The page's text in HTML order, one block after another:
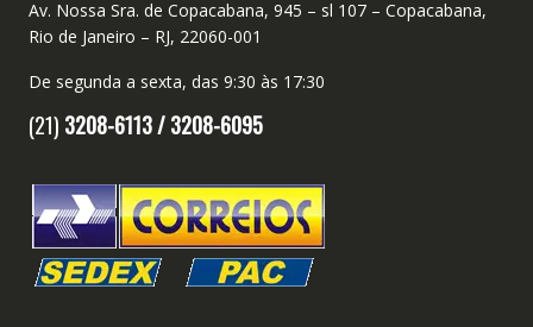
Av. Nossa Sra. de Copacabana, 945 – sl 107 – Copacabana,
Rio de Janeiro – RJ, 22060-001
De segunda a sexta, das 9:30 às 17:30
(21) 3208-6113 /3208-6095